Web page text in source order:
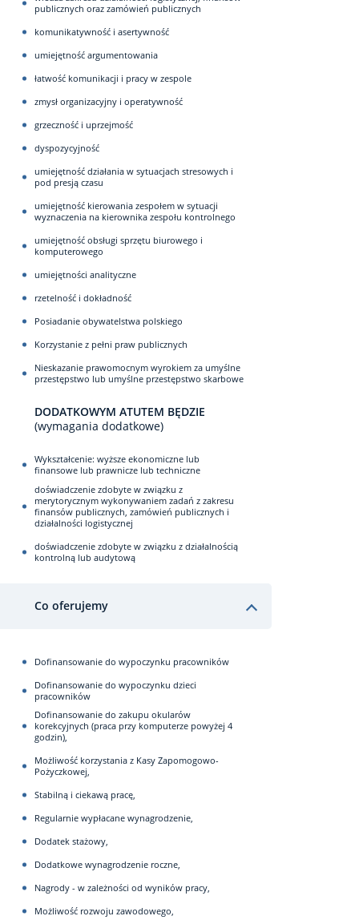
publicznych oraz zamówień publicznych
komunikatywność i asertywność
umiejętność argumentowania
łatwość komunikacji i pracy w zespole
zmysł organizacyjny i operatywność
grzeczność i uprzejmość
dyspozycyjność
umiejętność działania w sytuacjach stresowych i
pod presją czasu
umiejętność kierowania zespołem w sytuacji
wyznaczenia na kierownika zespołu kontrolnego
umiejętność obsługi sprzętu biurowego i
komputerowego
umiejętności analityczne
rzetelność i dokładność
Posiadanie obywatelstwa polskiego
Korzystanie z pełni praw publicznych
Nieskazanie prawomocnym wyrokiem za umyślne
przestępstwo lub umyślne przestępstwo skarbowe
DODATKOWYM ATUTEM BĘDZIE
(wymagania dodatkowe)
Wykształcenie: wyższe ekonomiczne lub
finansowe lub prawnicze lub techniczne
doświadczenie zdobyte w związku z
merytorycznym wykonywaniem zadań z zakresu
finansów publicznych, zamówień publicznych i
działalności logistycznej
doświadczenie zdobyte w związku z działalnością
kontrolną lub audytową
Co oferujemy
Dofinansowanie do wypoczynku pracowników
Dofinansowanie do wypoczynku dzieci
pracowników
Dofinansowanie do zakupu okularów
korekcyjnych (praca przy komputerze powyżej 4
godzin),
Możliwość korzystania z Kasy Zapomogowo-
Pożyczkowej,
Stabilną i ciekawą pracę,
Regularnie wypłacane wynagrodzenie,
Dodatek stażowy,
Dodatkowe wynagrodzenie roczne,
Nagrody - w zależności od wyników pracy,
Możliwość rozwoju zawodowego,